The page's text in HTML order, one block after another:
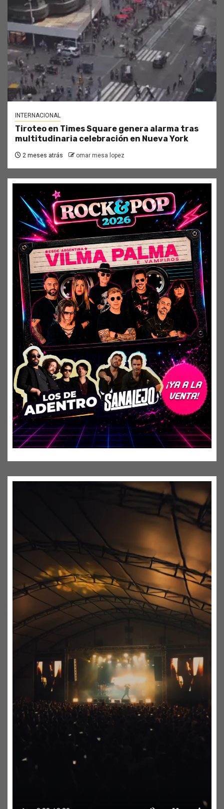
INTERNACIONAL
Tiroteo en Times Square genera alarma tras
multitudinaria celebración en Nueva York
2 meses atrás omar mesa lopez